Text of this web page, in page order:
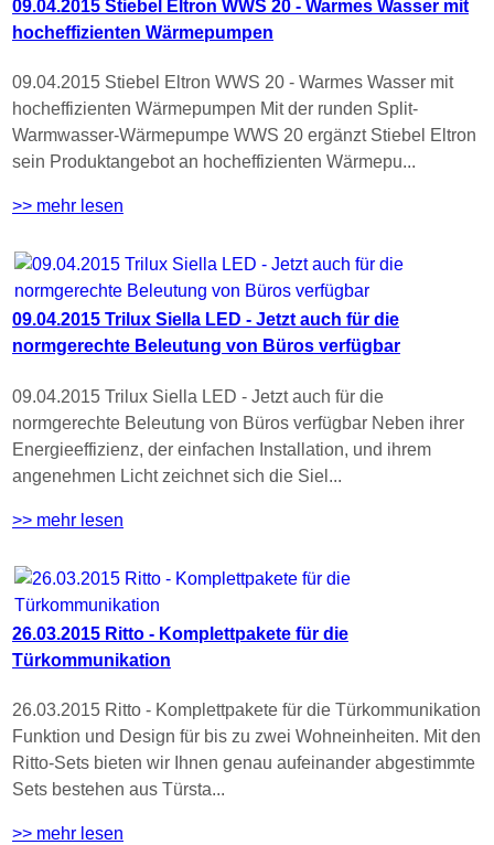
09.04.2015 Stiebel Eltron WWS 20 - Warmes Wasser mit
hocheffizienten Wärmepumpen
09.04.2015 Stiebel Eltron WWS 20 - Warmes Wasser mit
hocheffizienten Wärmepumpen Mit der runden Split-
Warmwasser-Wärmepumpe WWS 20 ergänzt Stiebel Eltron
sein Produktangebot an hocheffizienten Wärmepu...
>> mehr lesen
09.04.2015 Trilux Siella LED - Jetzt auch für die
normgerechte Beleutung von Büros verfügbar
09.04.2015 Trilux Siella LED - Jetzt auch für die
normgerechte Beleutung von Büros verfügbar Neben ihrer
Energieeffizienz, der einfachen Installation, und ihrem
angenehmen Licht zeichnet sich die Siel...
>> mehr lesen
26.03.2015 Ritto - Komplettpakete für die
Türkommunikation
26.03.2015 Ritto - Komplettpakete für die Türkommunikation
Funktion und Design für bis zu zwei Wohneinheiten. Mit den
Ritto-Sets bieten wir Ihnen genau aufeinander abgestimmte
Sets bestehen aus Türsta...
>> mehr lesen